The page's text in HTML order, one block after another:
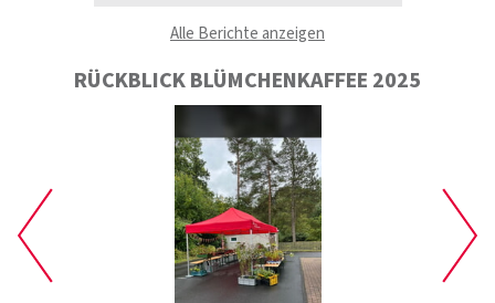
Alle Berichte anzeigen
RÜCKBLICK BLÜMCHENKAFFEE 2025